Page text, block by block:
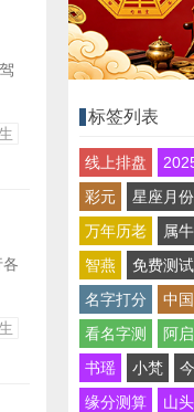
标签列表
线上排盘
彩元
星座月份
万年历老
属
智燕
免费测试
名字打分
中
看名字测
阿
书瑶
小梵
缘分测算
山